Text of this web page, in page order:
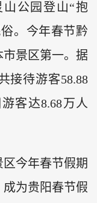
山公园登山“抱
。今年春节黔
景区第一。据
接待游客58.88
客达8.68万人
今年春节假期
为贵阳春节假